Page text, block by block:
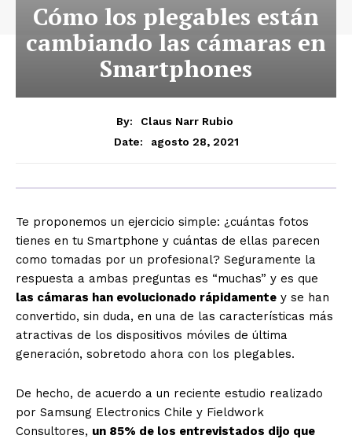
Cómo los plegables están
cambiando las cámaras en
Smartphones
By:
Claus Narr Rubio
Date:
agosto 28, 2021
Te proponemos un ejercicio simple: ¿cuántas fotos
tienes en tu Smartphone y cuántas de ellas parecen
como tomadas por un profesional? Seguramente la
respuesta a ambas preguntas es “muchas” y es que
las cámaras han evolucionado rápidamente y se han
convertido, sin duda, en una de las características más
atractivas de los dispositivos móviles de última
generación, sobretodo ahora con los plegables.
De hecho, de acuerdo a un reciente estudio realizado
por Samsung Electronics Chile y Fieldwork
Consultores, un 85% de los entrevistados dijo que